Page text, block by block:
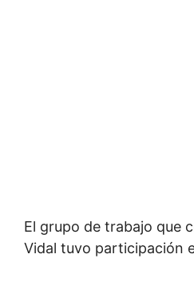
El grupo de trabajo que
Vidal tuvo participación